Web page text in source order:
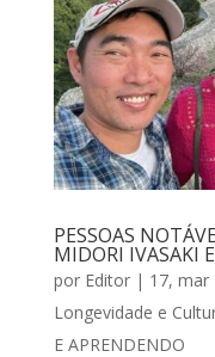
PESSOAS
MIDORI IVASAKI
por Editor| 17, mar
Longevidade e
E APRENDENDO